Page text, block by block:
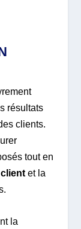
résultats
clients.
tout en
et la
la